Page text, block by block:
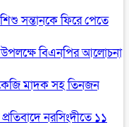
সন্তানকে ফিরে পেতে
উপলক্ষে বিএনপির আলোচনা
মাদক সহ তিনজন
নরসিংদীতে ১১